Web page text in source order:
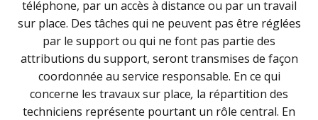
téléphone, par un accès à distance ou par un travail
sur place. Des tâches qui ne peuvent pas être réglées
par le support ou qui ne font pas partie des
attributions du support, seront transmises de façon
coordonnée au service responsable. En ce qui
concerne les travaux sur place, la répartition des
techniciens représente pourtant un rôle central. En